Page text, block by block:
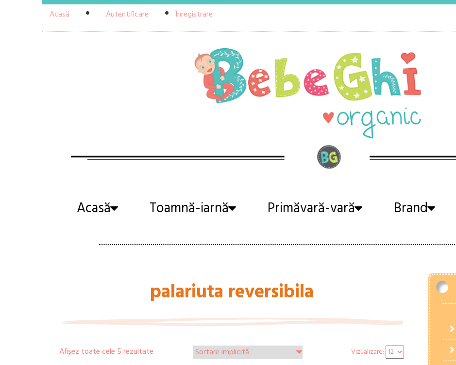
Acasă Autentificare Înregistrare
Acasă Toamnă-iarnă Primăvară-vară Brand
palariuta reversibila
Afișez toate cele 5 rezultate Vizualizare: